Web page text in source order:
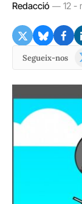
Redacció 12 -
Segueix-nos
X